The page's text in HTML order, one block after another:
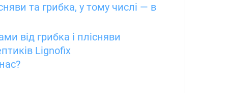
та грибка, у тому числі — в
від грибка і плісняви
Lignofix